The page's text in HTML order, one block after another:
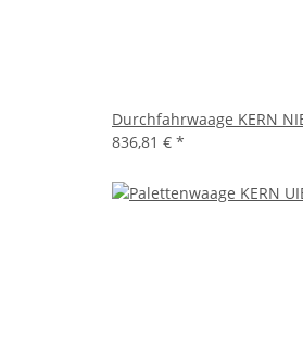
Durchfahrwaage KERN
836,81 € *